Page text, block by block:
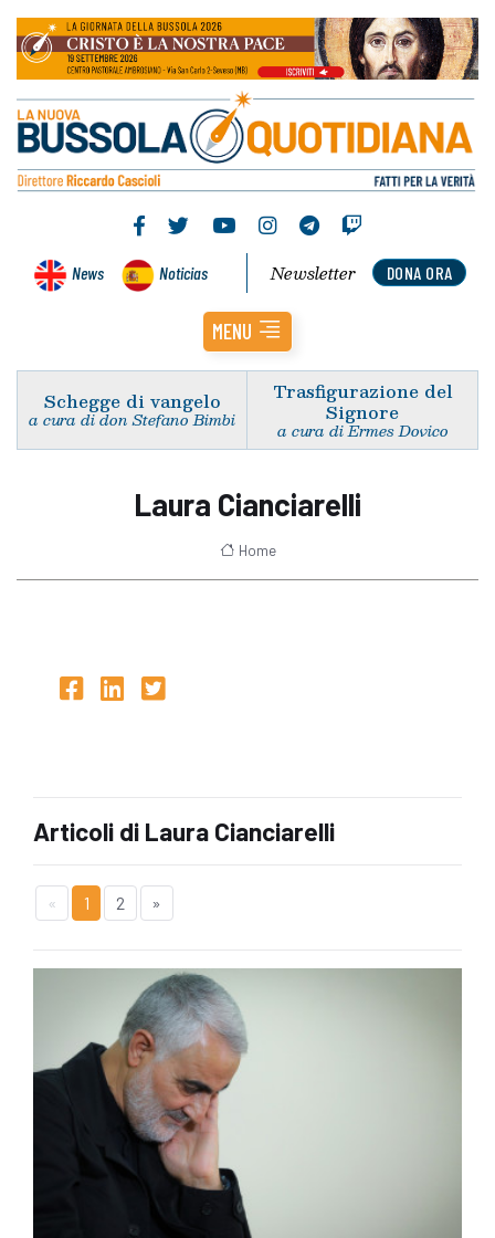
News Noticias DONA ORA
Newsletter
MENU
Schegge di vangelo
a cura di don Stefano Bimbi
Trasfigurazione del
Signore
a cura di Ermes Dovico
Laura Cianciarelli
Home
Articoli di Laura Cianciarelli
« 1 2 »